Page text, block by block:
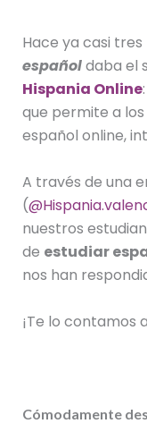
Hace ya casi tres
españoldaba el
Hispania Online
que permite a
español online,
A través de una
(
nuestros
de estudiar
nos han
¡Te lo contamos
Cómodamente